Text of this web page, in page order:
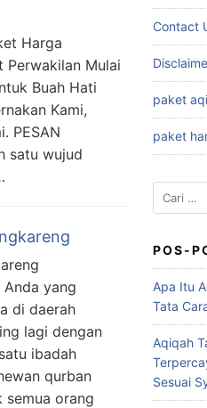
Harga
Perwakilan Mulai
Buah Hati
Kami,
PESAN
satu wujud
Anda yang
di daerah
lagi dengan
ibadah
qurban
semua orang
Contact
paket
paket
Cari
untuk:
POS-
Apa Itu
Tata
Aqiqah
Sesuai